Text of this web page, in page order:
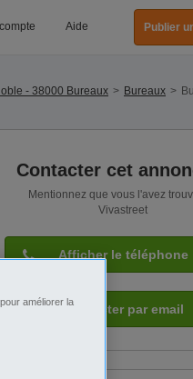
Aide Publier
- 38000 Bureaux Bureaux
Contacter cet
Mentionnez que vous l'avez
Vivastreet
Afficher le téléphone
Contacter par email
améliorer la